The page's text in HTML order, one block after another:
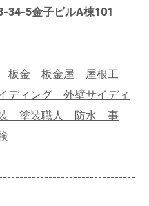
34-5金子ビルA棟101
板金 板金屋 屋根工
ィング 外壁サイディ
塗装職人 防水 事